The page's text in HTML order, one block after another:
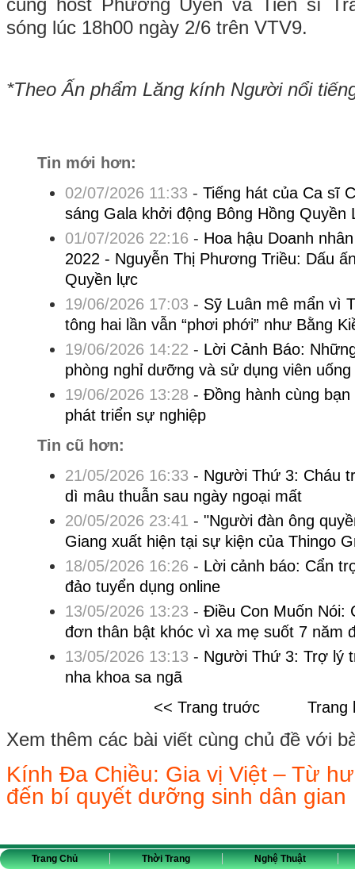
cùng host Phương Uyên và Tiến sĩ
sóng lúc 18h00 ngày 2/6 trên VTV9.
*Theo Ấn phẩm Lăng kính Người nổi
Tin mới hơn:
02/07/2026 11:33 - Tiếng hát của Ca sĩ
sáng Gala khởi động Bông Hồng Quyền
01/07/2026 22:16 - Hoa hậu Doanh
2022 - Nguyễn Thị Phương Triều: Dấu
Quyền lực
19/06/2026 17:03 - Sỹ Luân mê mẩn vì
tông hai lần vẫn “phơi phới” như Bằng
19/06/2026 14:22 - Lời Cảnh Báo:
phòng nghỉ dưỡng và sử dụng viên
19/06/2026 13:28 - Đồng hành cùng
phát triển sự nghiệp
Tin cũ hơn:
21/05/2026 16:33 - Người Thứ 3: Cháu
dì mâu thuẫn sau ngày ngoại mất
20/05/2026 23:41 - "Người đàn ông
Giang xuất hiện tại sự kiện của Thingo
18/05/2026 16:26 - Lời cảnh báo: Cẩn
đảo tuyển dụng online
13/05/2026 13:23 - Điều Con Muốn Nói:
đơn thân bật khóc vì xa mẹ suốt 7 năm
13/05/2026 13:13 - Người Thứ 3: Trợ lý
nha khoa sa ngã
<< Trang truớc
Trang
Xem thêm các bài viết cùng chủ đề với
Kính Đa Chiều: Gia vị Việt – Từ
đến bí quyết dưỡng sinh dân gian
Trang Chủ Thời Trang Nghệ Thuật